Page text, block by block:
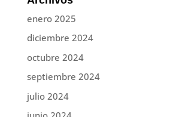
enero 2025
diciembre 2024
octubre 2024
septiembre 2024
julio 2024